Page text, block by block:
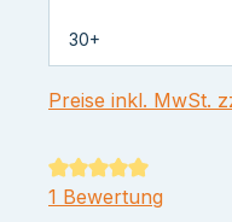
30+
Preise inkl. MwSt.
Durchschnittliche
1 Bewertung